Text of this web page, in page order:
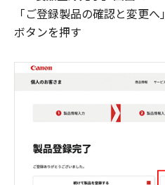
「ご登録製品の確認と変更へ」
ボタンを押す